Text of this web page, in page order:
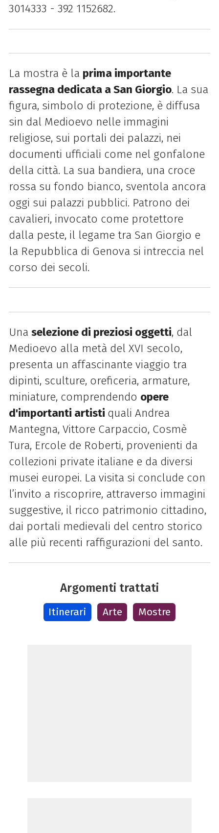
3014333 - 392 1152682.
La mostra è la prima importante
rassegna dedicata a San Giorgio. La sua
figura, simbolo di protezione, è diffusa
sin dal Medioevo nelle immagini
religiose, sui portali dei palazzi, nei
documenti ufficiali come nel gonfalone
della città. La sua bandiera, una croce
rossa su fondo bianco, sventola ancora
oggi sui palazzi pubblici. Patrono dei
cavalieri, invocato come protettore
dalla peste, il legame tra San Giorgio e
la Repubblica di Genova si intreccia nel
corso dei secoli.
Una selezione di preziosi oggetti, dal
Medioevo alla metà del XVI secolo,
presenta un affascinante viaggio tra
dipinti, sculture, oreficeria, armature,
miniature, comprendendo opere
d'importanti artisti quali Andrea
Mantegna, Vittore Carpaccio, Cosmè
Tura, Ercole de Roberti, provenienti da
collezioni private italiane e da diversi
musei europei. La visita si conclude con
l’invito a riscoprire, attraverso immagini
suggestive, il ricco patrimonio cittadino,
dai portali medievali del centro storico
alle più recenti raffigurazioni del santo.
Argomenti trattati
Itinerari Arte Mostre